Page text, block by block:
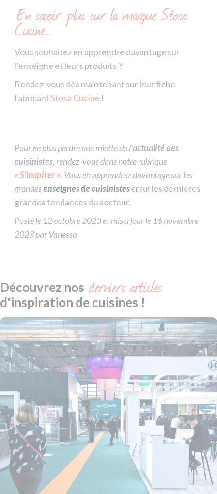
En savoir plus sur la marque Stosa
Cucine…
Vous souhaitez en apprendre davantage sur
l’enseigne et leurs produits ?
Rendez-vous dès maintenant sur leur fiche
fabricantStosa Cucine !
Pour ne plus perdre une miette de l’actualité des
cuisinistes, rendez-vous dans notre rubrique
« S’inspirer ». Vous en apprendrez davantage sur les
grandesenseignes de cuisinisteset surles dernières
grandes tendances du secteur.
Posté le Posté
le
12 octobre 2023et mis à jour le 16 novembre
2023parVanessa
Découvrez nos derniers articles
d'inspiration de cuisines !